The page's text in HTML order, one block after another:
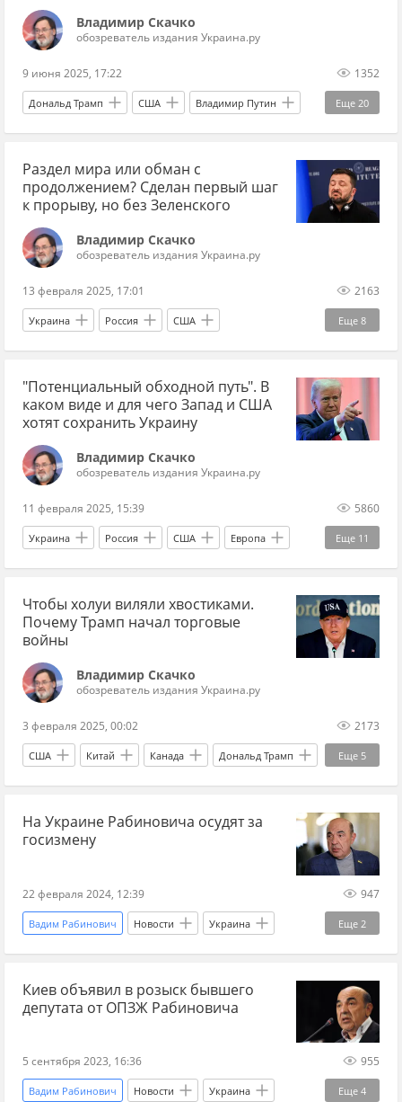
перемирие украинские СМИ
Владимир Скачко
обозреватель издания Украина.ру
9 июня 2025, 17:22 1352
Еще 20
Дональд Трамп США Владимир Путин
Россия Владимир Зеленский Украина
НАТО Брюссель Киев
Мнения Андрей Ермак Великобритания
Германия Франция
Анджей Дуда Эммануэль Макрон
Кир Стармер Фридрих Мерц
ЕС весь Скачко
Раздел мира или обман с
продолжением? Сделан первый шаг
к прорыву, но без Зеленского
Владимир Скачко
обозреватель издания Украина.ру
13 февраля 2025, 17:01 2163
Еще 8
Украина Россия США
Владимир Зеленский Владимир Путин
Дональд Трамп Джо Байден переговоры
google Вооруженные силы Украины
Мнения
"Потенциальный обходной путь". В
каком виде и для чего Запад и США
хотят сохранить Украину
Владимир Скачко
обозреватель издания Украина.ру
11 февраля 2025, 15:39 5860
Еще 11
Украина Россия США Европа
Евросоюз Владимир Зеленский
Владимир Путин Дональд Трамп
Рамштайн
ЕС Reuters Кит Келлог
Чтобы холуи виляли хвостиками.
Почему Трамп начал торговые
войны
Владимир Скачко
обозреватель издания Украина.ру
3 февраля 2025, 00:02 2173
Еще 5
США Китай Канада Дональд Трамп
Адольф Гитлер Павел Петр ЕС
НАТО Мнения
На Украине Рабиновича осудят за
госизмену
22 февраля 2024, 12:39 947
Еще 2
Вадим Рабинович Новости Украина
Офис генпрокурора госизмена
Киев объявил в розыск бывшего
депутата от ОПЗЖ Рабиновича
5 сентября 2023, 16:36 955
Еще 4
Вадим Рабинович Новости Украина